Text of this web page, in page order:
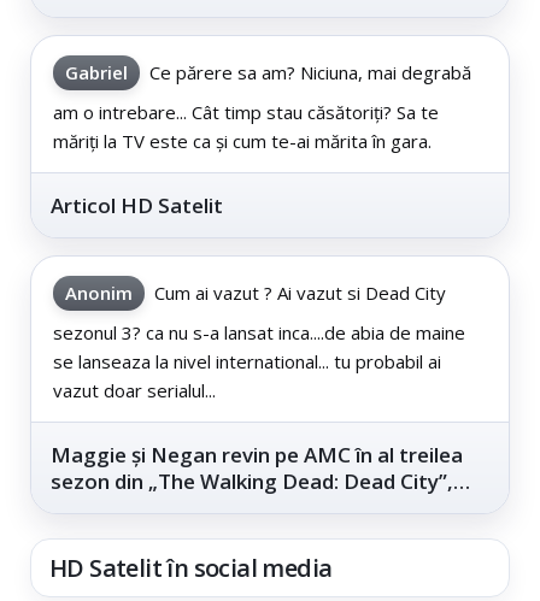
Gabriel
Ce părere sa am? Niciuna, mai degrabă
am o intrebare... Cât timp stau căsătoriți? Sa te
măriți la TV este ca și cum te-ai mărita în gara.
Articol HD Satelit
Anonim
Cum ai vazut ? Ai vazut si Dead City
sezonul 3? ca nu s-a lansat inca....de abia de maine
se lanseaza la nivel international... tu probabil ai
vazut doar serialul...
Maggie și Negan revin pe AMC în al treilea
sezon din „The Walking Dead: Dead City”,
HD Satelit în social media